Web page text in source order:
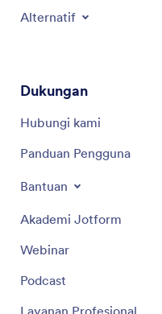
Alternatif
Dukungan
Hubungi kami
Panduan Pengguna
Bantuan
Akademi Jotform
Webinar
Podcast